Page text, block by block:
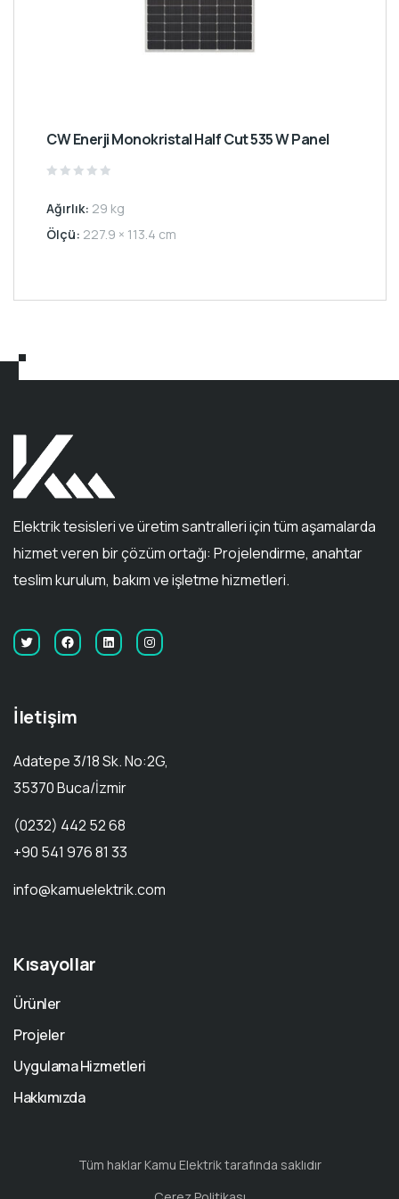
CW Enerji Monokristal Half Cut 535 W Panel
out
of
5
Ağırlık: 29 kg
Ölçü: 227.9 × 113.4 cm
Elektrik tesisleri ve üretim santralleri için tüm aşamalarda
hizmet veren bir çözüm ortağı: Projelendirme, anahtar
teslim kurulum, bakım ve işletme hizmetleri.
İletişim
Adatepe 3/18 Sk. No:2G,
35370 Buca/İzmir
(0232) 442 52 68
+90 541 976 81 33
info@kamuelektrik.com
Kısayollar
Ürünler
Projeler
Uygulama Hizmetleri
Hakkımızda
Tüm haklar Kamu Elektrik tarafında saklıdır